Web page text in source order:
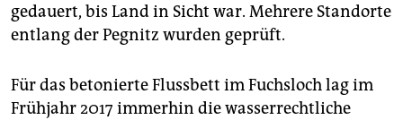
gedauert, bis Land in Sicht war. Mehrere Standorte
entlang der Pegnitz wurden geprüft.
Für das betonierte Flussbett im Fuchsloch lag im
Frühjahr 2017 immerhin die wasserrechtliche